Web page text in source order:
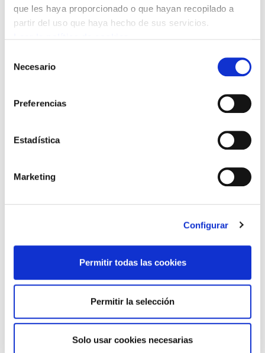
que les haya proporcionado o que hayan recopilado a
partir del uso que haya hecho de sus servicios.
Necesario
Preferencias
Estadística
Marketing
Configurar
Permitir todas las cookies
Permitir la selección
Solo usar cookies necesarias
recorrerá las calles de Bilbao este sábado 18 de
abril y dos jornadas de huelga general los días
“Estamos decididos y decididas a recuperar los
Osakidetza y no vamos a cejar hasta que se
atender con seguridad y calidad”.
Los sindicatos SATSE, ELA, LAB, SME-FFHH,
CCOO, UGT y ESK denuncian que la Dirección
de Osakidetza sigue sin responder a las
peticiones mínimas que reivindica el conjunto
la sanidad pública vasca”.
Los sindicatos anuncian que las movilizaciones
no van a detenerse hasta que la dirección